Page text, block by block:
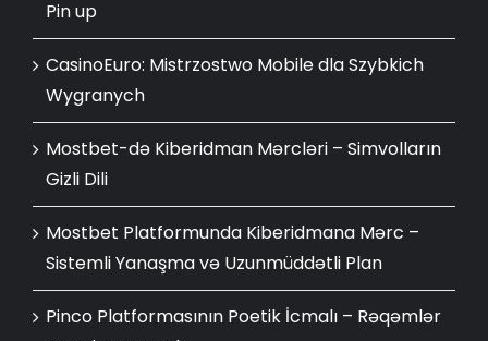
Pin up
CasinoEuro: Mistrzostwo Mobile dla Szybkich
Wygranych
Mostbet-də Kiberidman Mərcləri – Simvolların
Gizli Dili
Mostbet Platformunda Kiberidmana Mərc –
Sistemli Yanaşma və Uzunmüddətli Plan
Pinco Platformasının Poetik İcmalı – Rəqəmlər